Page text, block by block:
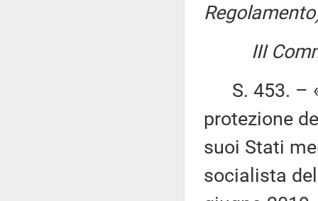
III
S. 453. –
protezione
suoi Stati
socialista